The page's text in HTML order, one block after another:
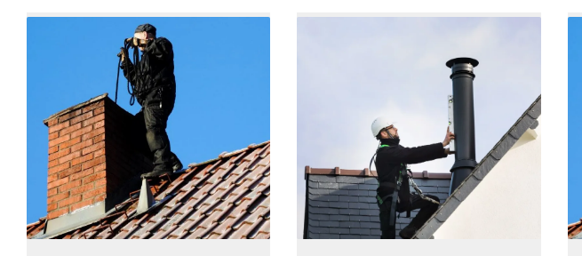
Ramonage débistrage réalisé dans
les règles. Travail efficace, propre et
sans mauvaise surprise. Je
recommande.